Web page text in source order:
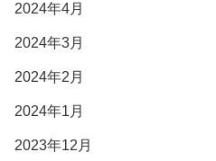
2024年4月
2024年3月
2024年2月
2024年1月
2023年12月